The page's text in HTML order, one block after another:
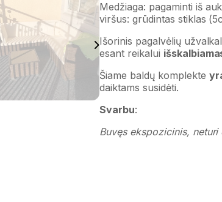
Medžiaga: pagaminti iš
viršus: grūdintas stiklas
Išorinis pagalvėlių
esant reikalui
Šiame baldų komplekte
daiktams susidėti.
Svarbu:
Buvęs ekspozicinis, neturi